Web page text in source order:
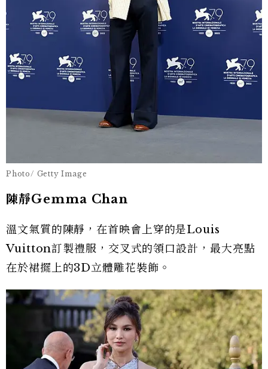
Photo/ Getty Image
陳靜Gemma Chan
溫文氣質的陳靜，在首映會上穿的是Louis
Vuitton訂製禮服，交叉式的領口設計，最大亮點
在於裙擺上的3D立體雕花裝飾。